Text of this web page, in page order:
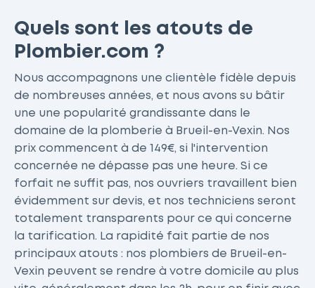
Quels sont les atouts de
Plombier.com ?
Nous accompagnons une clientèle fidèle depuis
de nombreuses années, et nous avons su bâtir
une une popularité grandissante dans le
domaine de la plomberie à Brueil-en-Vexin. Nos
prix commencent à de 149€, si l'intervention
concernée ne dépasse pas une heure. Si ce
forfait ne suffit pas, nos ouvriers travaillent bien
évidemment sur devis, et nos techniciens seront
totalement transparents pour ce qui concerne
la tarification. La rapidité fait partie de nos
principaux atouts : nos plombiers de Brueil-en-
Vexin peuvent se rendre à votre domicile au plus